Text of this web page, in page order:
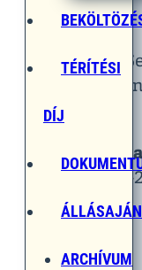
TÉRÍTÉSI
DÍJ
ARCHÍVUM
Helyszín:
Egymást
Pécel,
Terem
(Tel.: 06-